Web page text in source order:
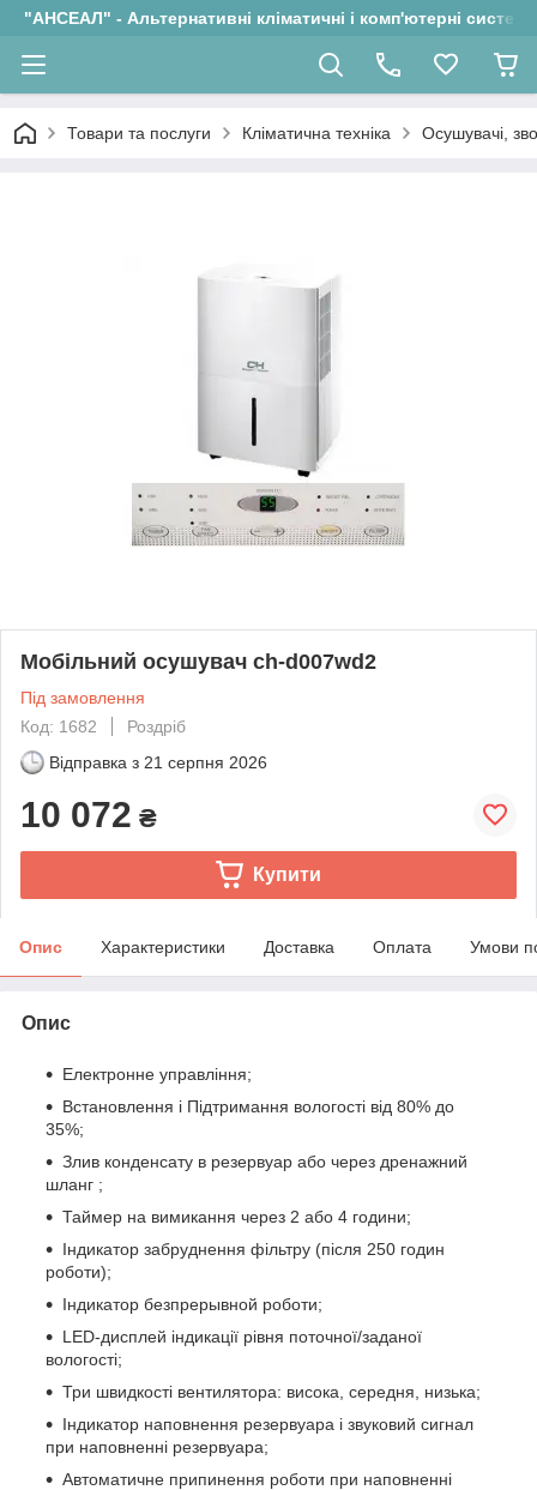
"АНСЕАЛ" - Альтернативні кліматичні і комп'ютерні системи
Товари та послуги Кліматична техніка Осушувачі,
Мобільний осушувач ch-d007wd2
Під замовлення
Код: 1682
Роздріб
Відправка з 21 серпня 2026
10 072 ₴
Купити
Опис Характеристики Доставка Оплата Умови
Опис
Електронне управління;
Встановлення і Підтримання вологості від 80% до
35%;
Злив конденсату в резервуар або через дренажний
шланг ;
Таймер на вимикання через 2 або 4 години;
Індикатор забруднення фільтру (після 250 годин
роботи);
Індикатор безпрерывной роботи;
LED-дисплей індикації рівня поточної/заданої
вологості;
Три швидкості вентилятора: висока, середня, низька;
Індикатор наповнення резервуара і звуковий сигнал
при наповненні резервуара;
Автоматичне припинення роботи при наповненні